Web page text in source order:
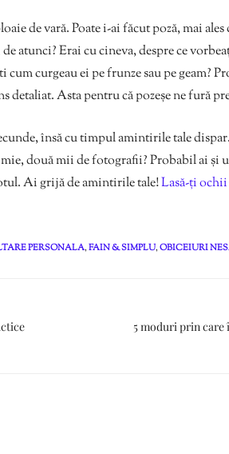
de vară. Poate i-ai făcut poză, mai ales
atunci? Erai cu cineva, despre ce
curgeau ei pe frunze sau pe geam?
detaliat. Asta pentru că pozeșe ne fură
însă cu timpul amintirile tale
două mii de fotografii? Probabil ai și
Ai grijă de amintirile tale!Lasă-ți ochii
PERSONALA,FAIN & SIMPLU,OBICEIURI
5 moduri prin